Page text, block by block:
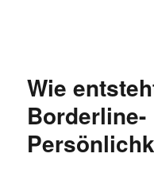
Wie
Borderline-